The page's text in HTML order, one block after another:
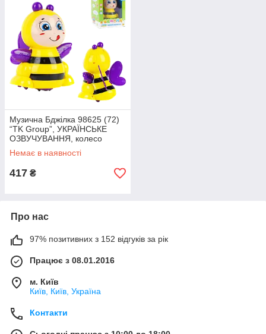
Музична Бджілка 98625 (72)
“TK Group”, УКРАЇНСЬКЕ
ОЗВУЧУВАННЯ, колесо
вільного ходу, дитяча пісня,
п, шт
Немає в наявності
417 ₴
Про нас
97% позитивних з 152 відгуків за рік
Працює з 08.01.2016
м. Київ
Київ, Київ, Україна
Контакти